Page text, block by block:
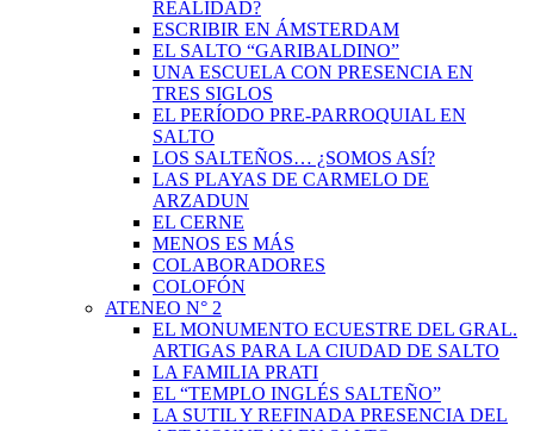
REALIDAD?
ESCRIBIR EN ÁMSTERDAM
EL SALTO “GARIBALDINO”
UNA ESCUELA CON PRESENCIA EN
TRES SIGLOS
EL PERÍODO PRE-PARROQUIAL EN
SALTO
LOS SALTEÑOS… ¿SOMOS ASÍ?
LAS PLAYAS DE CARMELO DE
ARZADUN
EL CERNE
MENOS ES MÁS
COLABORADORES
COLOFÓN
ATENEO N° 2
EL MONUMENTO ECUESTRE DEL GRAL.
ARTIGAS PARA LA CIUDAD DE SALTO
LA FAMILIA PRATI
EL “TEMPLO INGLÉS SALTEÑO”
LA SUTIL Y REFINADA PRESENCIA DEL